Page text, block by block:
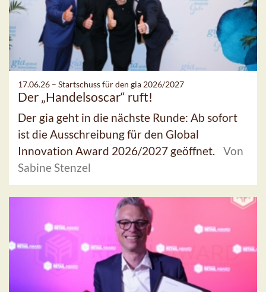
17.06.26 – Startschuss für den gia 2026/2027
Der „Handelsoscar“ ruft!
Der gia geht in die nächste Runde: Ab sofort
ist die Ausschreibung für den Global
Innovation Award 2026/2027 geöffnet.
Von
Sabine Stenzel